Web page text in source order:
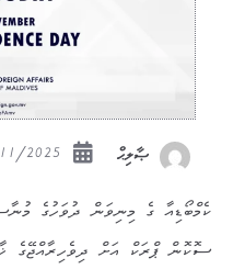
ޞާލިޙް
ކެމްބޯޑިއާ ގެ މިނިވަން ދުވަހުގެ
ސޮކޮން ޕްރަކް އަށް ދިވެހިރާއްޖޭގެ